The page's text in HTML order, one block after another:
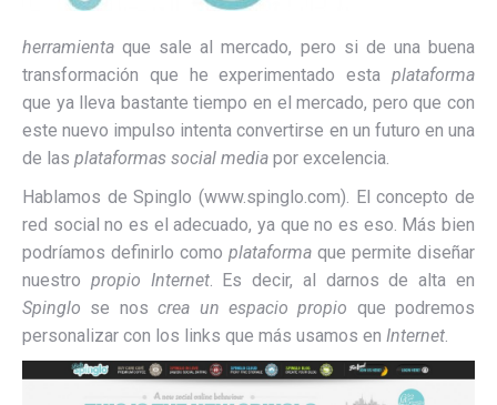
herramienta que sale al mercado, pero si de una buena
transformación que he experimentado esta plataforma
que ya lleva bastante tiempo en el mercado, pero que con
este nuevo impulso intenta convertirse en un futuro en una
de las plataformas social media por excelencia.
Hablamos de Spinglo (www.spinglo.com). El concepto de
red social no es el adecuado, ya que no es eso. Más bien
podríamos definirlo como plataforma que permite diseñar
nuestro propio Internet. Es decir, al darnos de alta en
Spinglo se noscrea un espacio propio que podremos
personalizar con los links que más usamos en Internet.